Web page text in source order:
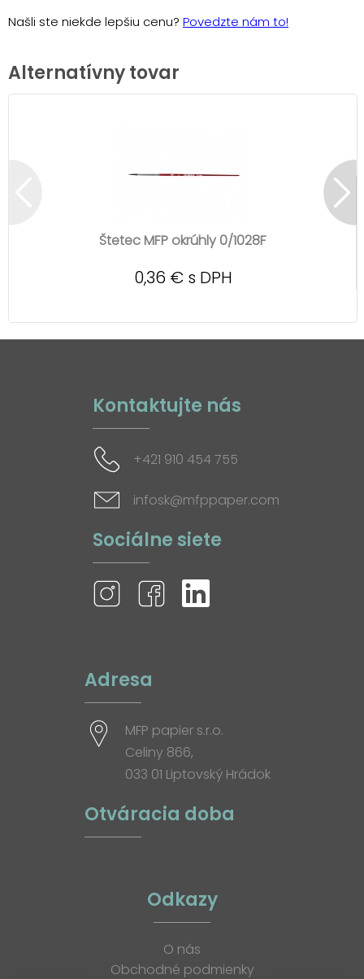
Našli ste niekde lepšiu cenu? Povedzte nám to!
Alternatívny tovar
Štetec MFP okrúhly 0/1028F
0,36 € s DPH
Kontaktujte nás
+421 910 454 755
infosk@mfppaper.com
Sociálne siete
Adresa
MFP papier s.r.o.
Celiny 866,
033 01 Liptovský Hrádok
Otváracia doba
Odkazy
O nás
Obchodné podmienky